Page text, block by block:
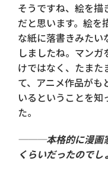
そうですね、絵を描
だと思います。絵を
な紙に落書きみたい
しましたね。マン
けではなく、たまた
て、アニメ作品がも
いるということを知
た。
───本格的に漫画
くらいだったのでし